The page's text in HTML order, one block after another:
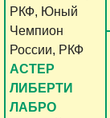
РКФ, Юный
Чемпион
России, РКФ
АСТЕР
ЛИБЕРТИ
ЛАБРО